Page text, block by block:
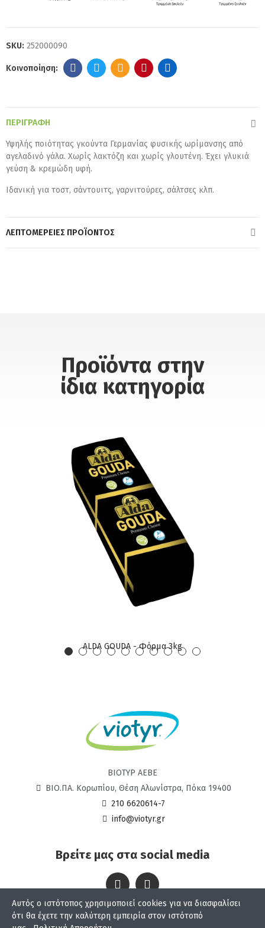
SKU: 252000090
ΠΕΡΙΓΡΑΦΉ
Υψηλής ποιότητας γκούντα Γερμανίας φυσικής ωρίμανσης από
αγελαδινό γάλα. Χωρίς λακτόζη και χωρίς γλουτένη. Έχει γλυκιά
γεύση & κρεμώδη υφή.
Ιδανική για τοστ, σάντουιτς, γαρνιτούρες, σάλτσες κλπ.
ΛΕΠΤΟΜΈΡΕΙΕΣ ΠΡΟΪΌΝΤΟΣ
Προϊόντα στην
ίδια κατηγορία
ALDA GOUDA - Φόρμα 3kg
ΒΙΟΤΥΡ ΑΕΒΕ
ΒΙΟ.ΠΑ. Κορωπίου, Θέση Αλωνίστρα, Πόκα 19400
210 6620614-7
info@viotyr.gr
Βρείτε μας στα social media
Viotyr © 2024
Αυτός ο ιστότοπος χρησιμοποιεί cookies για να διασφαλίσει
ότι θα έχετε την καλύτερη εμπειρία στον ιστότοπό